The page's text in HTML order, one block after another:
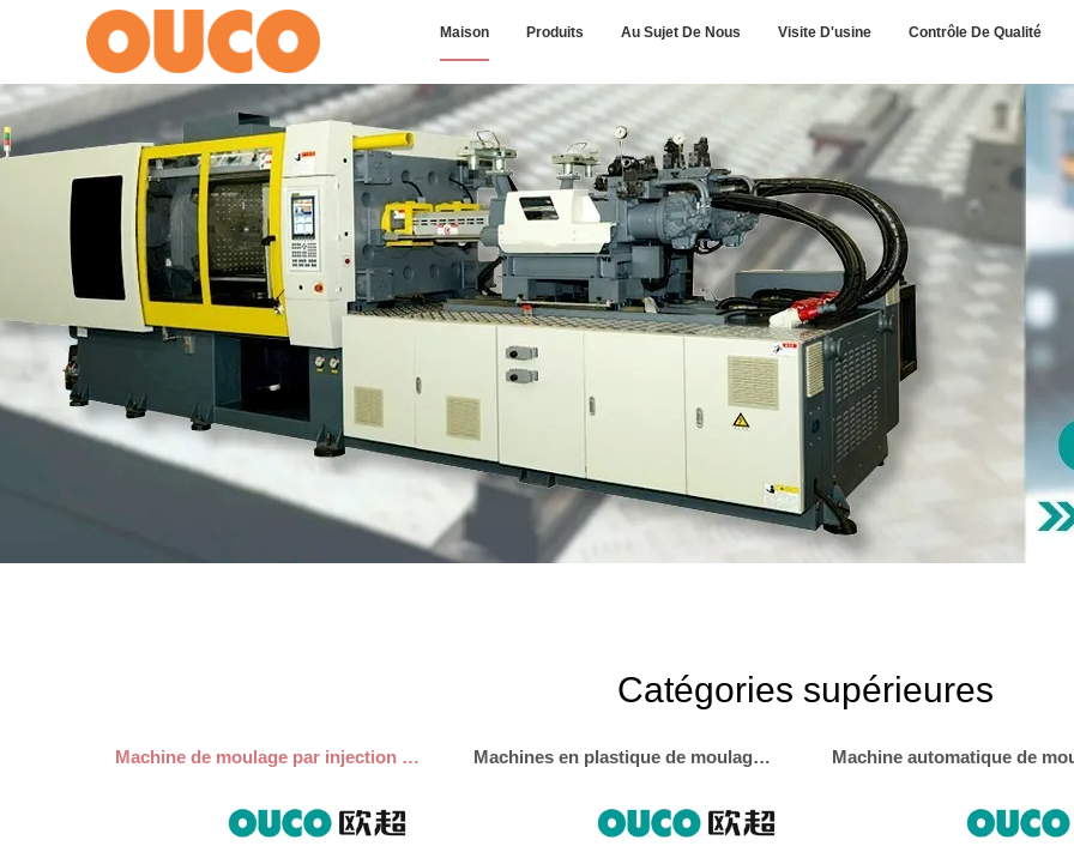
Maison Produits Au Sujet De Nous Visite D'usine Contrôle De Qualité
Catégories supérieures
Machine de moulage par injection de seau Machines en plastique de moulage par injection